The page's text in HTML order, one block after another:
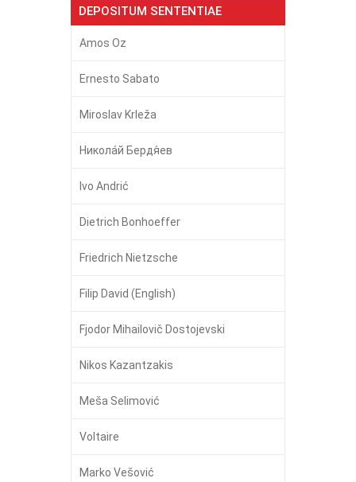
DEPOSITUM SENTENTIAE
Amos Oz
Ernesto Sabato
Miroslav Krleža
Никола́й Бердя́ев
Ivo Andrić
Dietrich Bonhoeffer
Friedrich Nietzsche
Filip David (English)
Fjodor Mihailovič Dostojevski
Nikos Kazantzakis
Meša Selimović
Voltaire
Marko Vešović